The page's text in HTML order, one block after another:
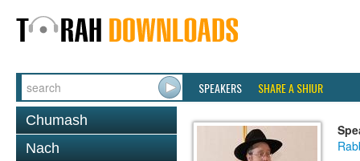
SPEAKERS SHARE A SHIUR
Chumash
Nach